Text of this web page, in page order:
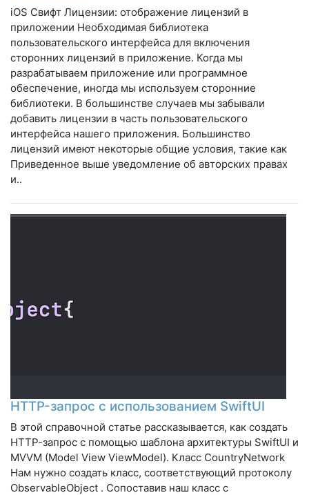
iOS Свифт Лицензии: отображение лицензий в
приложении Необходимая библиотека
пользовательского интерфейса для включения
сторонних лицензий в приложение. Когда мы
разрабатываем приложение или программное
обеспечение, иногда мы используем сторонние
библиотеки. В большинстве случаев мы забывали
добавить лицензии в часть пользовательского
интерфейса нашего приложения. Большинство
лицензий имеют некоторые общие условия, такие как
Приведенное выше уведомление об авторских правах
и..
HTTP-запрос с использованием SwiftUI
В этой справочной статье рассказывается, как создать
HTTP-запрос с помощью шаблона архитектуры SwiftUI и
MVVM (Model View ViewModel). Класс CountryNetwork
Нам нужно создать класс, соответствующий протоколу
ObservableObject . Сопоставив наш класс с